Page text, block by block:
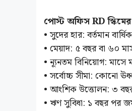
পোস্ট অফিস RD স্কিমের
• সুদের হার: বর্তমান
• মেয়াদ: ৫ বছর বা ৬০
• ন্যূনতম বিনিয়োগ:
• সর্বোচ্চ সীমা: কোনো
• আংশিক উত্তোলন: ৩ বছর
• ঋণ সুবিধা: ১ বছর পর